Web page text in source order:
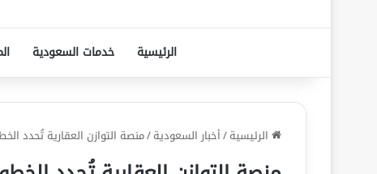
الرئيسية خدمات السعودية
الرئيسية/أخبار السعودية/منصة التوازن العقارية تُحدد